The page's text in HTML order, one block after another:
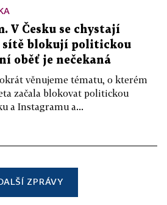
V Česku se chystají
sítě blokují politickou
oběť je nečekaná
věnujeme tématu, o kterém
začala blokovat politickou
a Instagramu a...
ZPRÁVY